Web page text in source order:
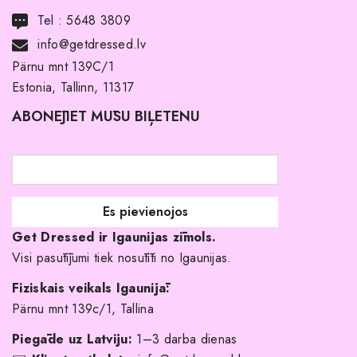
Noma ar pirkuma tiesībām
Par mums
Pirkuma noteikumi un nosacījumi
Atgriešanas politika
Līgavas družiņu kleitas
Veikali
Kāpēc izvēlēties mūs?
Tel :5648 3809
info@getdressed.lv
Pärnu mnt 139C/1
Estonia, Tallinn, 11317
ABONĒJIET MŪSU BIĻETENU
Get Dressed ir Igaunijas zīmols.
Visi pasūtījumi tiek nosūtīti no Igaunijas.
Fiziskais veikals Igaunijā:
Pärnu mnt 139c/1, Tallina
Piegāde uz Latviju: 1–3 darba dienas